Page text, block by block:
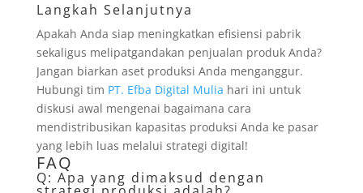
Langkah Selanjutnya
Apakah Anda siap meningkatkan efisiensi pabrik
sekaligus melipatgandakan penjualan produk Anda?
Jangan biarkan aset produksi Anda menganggur.
Hubungi tim PT. Efba Digital Mulia hari ini untuk
diskusi awal mengenai bagaimana cara
mendistribusikan kapasitas produksi Anda ke pasar
yang lebih luas melalui strategi digital!
FAQ
Q: Apa yang dimaksud dengan